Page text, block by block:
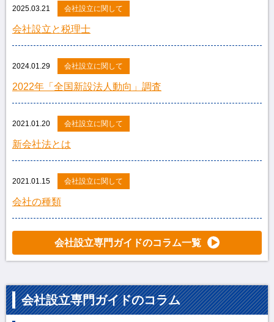
2025.03.21 会社設立に関して
会社設立と税理士
2024.01.29 会社設立に関して
2022年「全国新設法人動向」調査
2021.01.20 会社設立に関して
新会社法とは
2021.01.15 会社設立に関して
会社の種類
会社設立専門ガイドのコラム一覧
会社設立専門ガイドのコラム